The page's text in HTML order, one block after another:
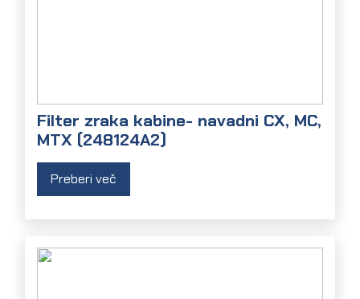
Filter zraka kabine- navadni CX, MC,
MTX (248124A2)
Preberi več